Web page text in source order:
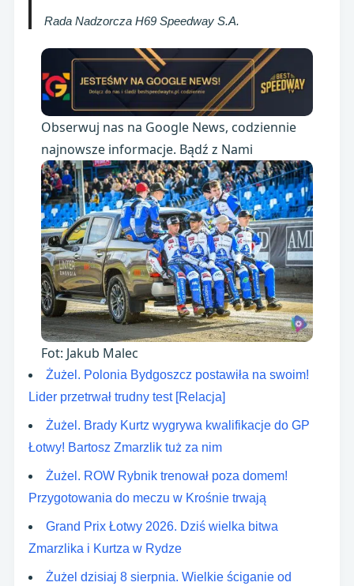
Rada Nadzorcza H69 Speedway S.A.
Obserwuj nas na Google News, codziennie
najnowsze informacje. Bądź z Nami
Fot: Jakub Malec
Żużel. Polonia Bydgoszcz postawiła na swoim!
Lider przetrwał trudny test [Relacja]
Żużel. Brady Kurtz wygrywa kwalifikacje do GP
Łotwy! Bartosz Zmarzlik tuż za nim
Żużel. ROW Rybnik trenował poza domem!
Przygotowania do meczu w Krośnie trwają
Grand Prix Łotwy 2026. Dziś wielka bitwa
Zmarzlika i Kurtza w Rydze
Żużel dzisiaj 8 sierpnia. Wielkie ściganie od